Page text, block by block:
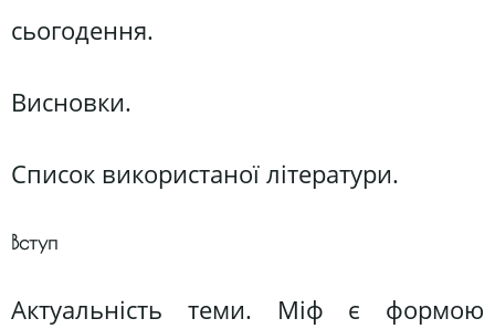
сьогодення.
Висновки.
Список використаної літератури.
Вступ
Актуальність теми. Міф є формою